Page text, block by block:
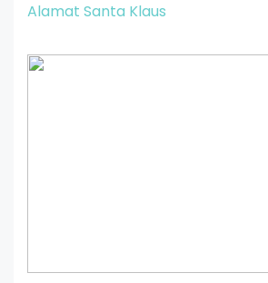
Alamat Santa Klaus